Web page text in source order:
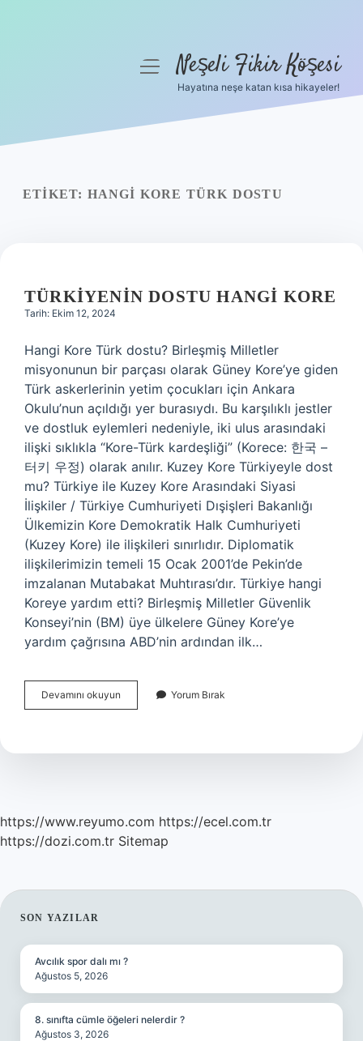
Yasal Uyarı
menüyüNeşeli Fikir Köşesi
Hayatına neşe katan kısa hikayeler!
ETIKET: HANGI KORE TÜRK DOSTU
TÜRKIYENIN DOSTU HANGI KORE
Tarih: Ekim 12, 2024
Hangi Kore Türk dostu? Birleşmiş Milletler
misyonunun bir parçası olarak Güney Kore’ye giden
Türk askerlerinin yetim çocukları için Ankara
Okulu’nun açıldığı yer burasıydı. Bu karşılıklı jestler
ve dostluk eylemleri nedeniyle, iki ulus arasındaki
ilişki sıklıkla “Kore-Türk kardeşliği” (Korece: 한국 –
터키 우정) olarak anılır. Kuzey Kore Türkiyeyle dost
mu? Türkiye ile Kuzey Kore Arasındaki Siyasi
İlişkiler / Türkiye Cumhuriyeti Dışişleri Bakanlığı
Ülkemizin Kore Demokratik Halk Cumhuriyeti
(Kuzey Kore) ile ilişkileri sınırlıdır. Diplomatik
ilişkilerimizin temeli 15 Ocak 2001’de Pekin’de
imzalanan Mutabakat Muhtırası’dır. Türkiye hangi
Koreye yardım etti? Birleşmiş Milletler Güvenlik
Konseyi’nin (BM) üye ülkelere Güney Kore’ye
yardım çağrısına ABD’nin ardından ilk…
Devamını okuyun Türkiyenin
Dostu
Yorum Bırak
https://www.reyumo.com https://ecel.com.tr
https://dozi.com.tr Sitemap
SIDEBAR
SON YAZILAR
Avcılık spor dalı mı ?
Ağustos 5, 2026
8. sınıfta cümle öğeleri nelerdir ?
Ağustos 3, 2026